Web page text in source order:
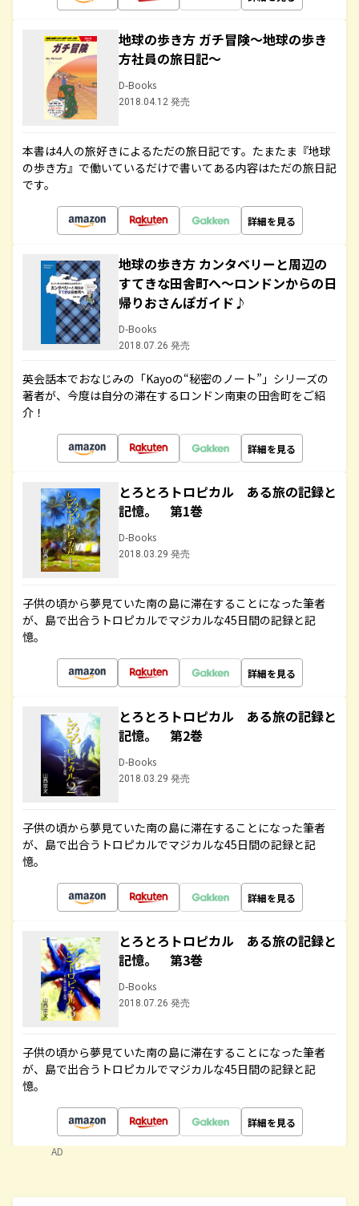
地球の歩き方 ガチ冒険～地球の歩き
方社員の旅日記～
D-Books
2018.04.12 発売
本書は4人の旅好きによるただの旅日記です。たまたま『地球
の歩き方』で働いているだけで書いてある内容はただの旅日記
です。
詳細を見る
地球の歩き方 カンタベリーと周辺の
すてきな田舎町へ～ロンドンからの日
帰りおさんぽガイド♪
D-Books
2018.07.26 発売
英会話本でおなじみの「Kayoの“秘密のノート”」シリーズの
著者が、今度は自分の滞在するロンドン南東の田舎町をご紹
介！
詳細を見る
とろとろトロピカル ある旅の記録と
記憶。 第1巻
D-Books
2018.03.29 発売
子供の頃から夢見ていた南の島に滞在することになった筆者
が、島で出合うトロピカルでマジカルな45日間の記録と記
憶。
詳細を見る
とろとろトロピカル ある旅の記録と
記憶。 第2巻
D-Books
2018.03.29 発売
子供の頃から夢見ていた南の島に滞在することになった筆者
が、島で出合うトロピカルでマジカルな45日間の記録と記
憶。
詳細を見る
とろとろトロピカル ある旅の記録と
記憶。 第3巻
D-Books
2018.07.26 発売
子供の頃から夢見ていた南の島に滞在することになった筆者
が、島で出合うトロピカルでマジカルな45日間の記録と記
憶。
詳細を見る
AD